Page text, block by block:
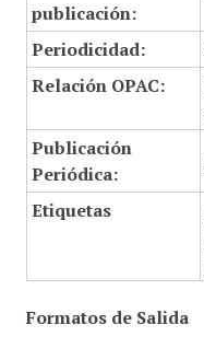
publicación:
Periodicidad:
Relación OPAC:
Publicación
Periódica:
Etiquetas
Formatos de Salida